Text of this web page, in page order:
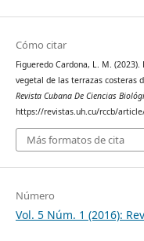
Cómo citar
Figueredo Cardona, L. M.
vegetal de las terrazas costeras
Revista Cubana De Ciencias
https://revistas.uh.cu/rccb/
Más formatos de cita
Número
Vol. 5 Núm. 1 (2016):